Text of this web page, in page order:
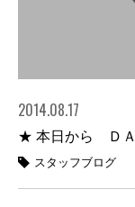
2014.08.17
★ 本日から Ｄ
スタッフブログ